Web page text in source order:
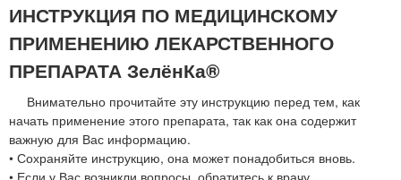
С
®
г
р
а
н
у
л
ы
ИНСТРУКЦИЯ ПО МЕДИЦИНСКОМУ
ПРИМЕНЕНИЮ ЛЕКАРСТВЕННОГО
ПРЕПАРАТА ЗелёнКа®
Внимательно прочитайте эту инструкцию перед тем, как
начать применение этого препарата, так как она содержит
важную для Вас информацию.
• Сохраняйте инструкцию, она может понадобиться вновь.
• Если у Вас возникли вопросы, обратитесь к врачу.